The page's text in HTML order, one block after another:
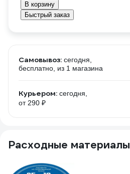
В корзину
Быстрый заказ
Самовывоз: сегодня,
бесплатно , из 1 магазина
Курьером: сегодня,
от 290 ₽
Расходные материалы